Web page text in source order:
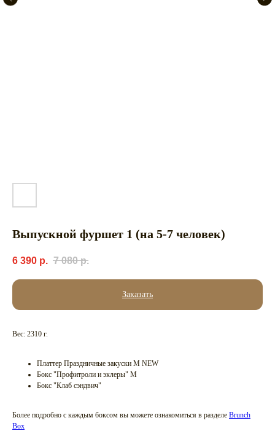
Выпускной фуршет 1 (на 5-7 человек)
6 390 р. 7 080 р.
Заказать
Вес: 2310 г.
Платтер Праздничные закуски М NEW
Бокс "Профитроли и эклеры" M
Бокс "Клаб сэндвич"
Более подробно с каждым боксом вы можете ознакомиться в разделе Brunch
Box